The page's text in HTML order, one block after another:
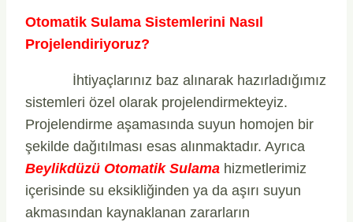
Otomatik Sulama Sistemlerini Nasıl
Projelendiriyoruz?
İhtiyaçlarınız baz alınarak hazırladığımız
sistemleri özel olarak projelendirmekteyiz.
Projelendirme aşamasında suyun homojen bir
şekilde dağıtılması esas alınmaktadır. Ayrıca
Beylikdüzü Otomatik Sulama hizmetlerimiz
içerisinde su eksikliğinden ya da aşırı suyun
akmasından kaynaklanan zararların